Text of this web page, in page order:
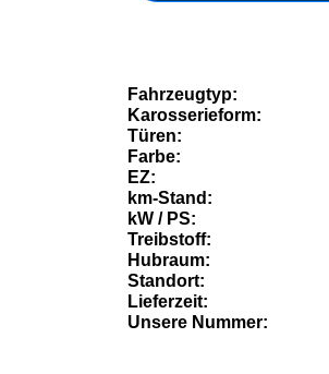
Fahrzeugtyp:
Karosserieform:
Türen:
Farbe:
EZ:
km-Stand:
kW / PS:
Treibstoff:
Hubraum:
Standort:
Lieferzeit:
Unsere Nummer: